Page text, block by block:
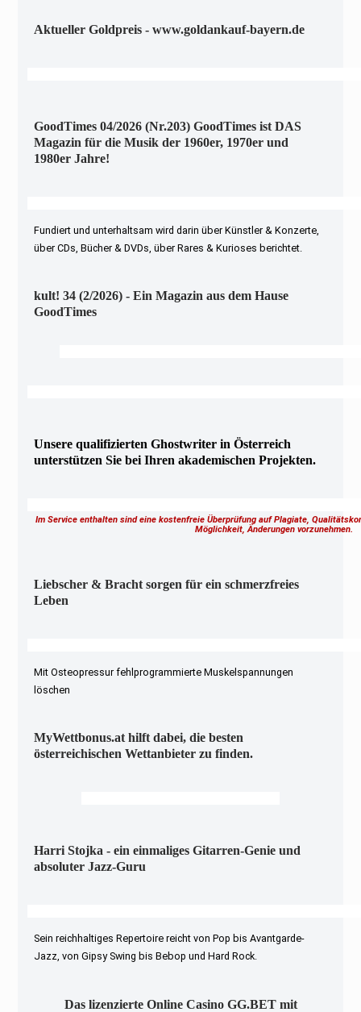
Aktueller Goldpreis - www.goldankauf-bayern.de
GoodTimes 04/2026 (Nr.203) GoodTimes ist DAS
Magazin für die Musik der 1960er, 1970er und
1980er Jahre!
Fundiert und unterhaltsam wird darin über Künstler & Konzerte,
über CDs, Bücher & DVDs, über Rares & Kurioses berichtet.
kult! 34 (2/2026) - Ein Magazin aus dem Hause
GoodTimes
Unsere qualifizierten Ghostwriter in Österreich
unterstützen Sie bei Ihren akademischen Projekten.
Im Service enthalten sind eine kostenfreie Überprüfung auf Plagiate,
Möglichkeit, Änderungen vorzunehmen.
Liebscher & Bracht sorgen für ein schmerzfreies
Leben
Mit Osteopressur fehlprogrammierte Muskelspannungen
löschen
MyWettbonus.at hilft dabei, die besten
österreichischen Wettanbieter zu finden.
Harri Stojka - ein einmaliges Gitarren-Genie und
absoluter Jazz-Guru
Sein reichhaltiges Repertoire reicht von Pop bis Avantgarde-
Jazz, von Gipsy Swing bis Bebop und Hard Rock.
Das lizenzierte Online Casino GG.BET mit